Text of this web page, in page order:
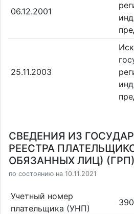
06.12.2001
25.11.2003
СВЕДЕНИЯ ИЗ
РЕЕСТРА
ОБЯЗАННЫХ ЛИЦ) (ГРП)
по состоянию на 10.11.2021
Учетный номер
плательщика (УНП)